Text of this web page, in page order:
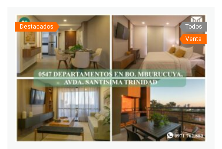
Destacados
Todos
Venta